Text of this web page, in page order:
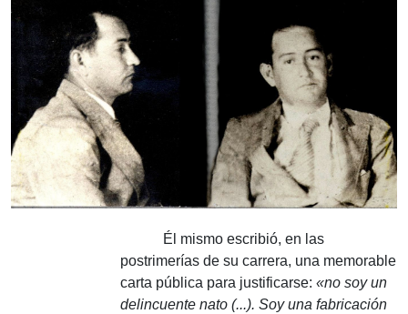
Él mismo escribió, en las
postrimerías de su carrera, una memorable
carta pública para justificarse: «no soy un
delincuente nato (...). Soy una fabricación